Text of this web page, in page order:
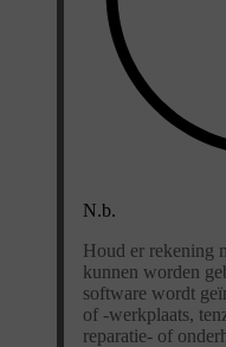
N.b.
Houd er rekening
kunnen worden
software wordt
of -werkplaats,
reparatie- of